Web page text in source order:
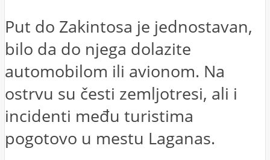
Put do Zakintosa je jednostavan,
bilo da do njega dolazite
automobilom ili avionom. Na
ostrvu su česti zemljotresi, ali i
incidenti među turistima
pogotovo u mestu Laganas.